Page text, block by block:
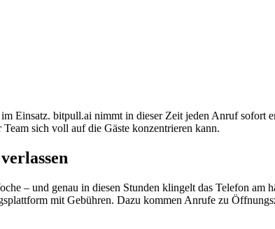
Einsatz. bitpull.ai nimmt in dieser Zeit jeden Anruf sofort
sich voll auf die Gäste konzentrieren kann.
– und genau in diesen Stunden klingelt das Telefon am
mit Gebühren. Dazu kommen Anrufe zu